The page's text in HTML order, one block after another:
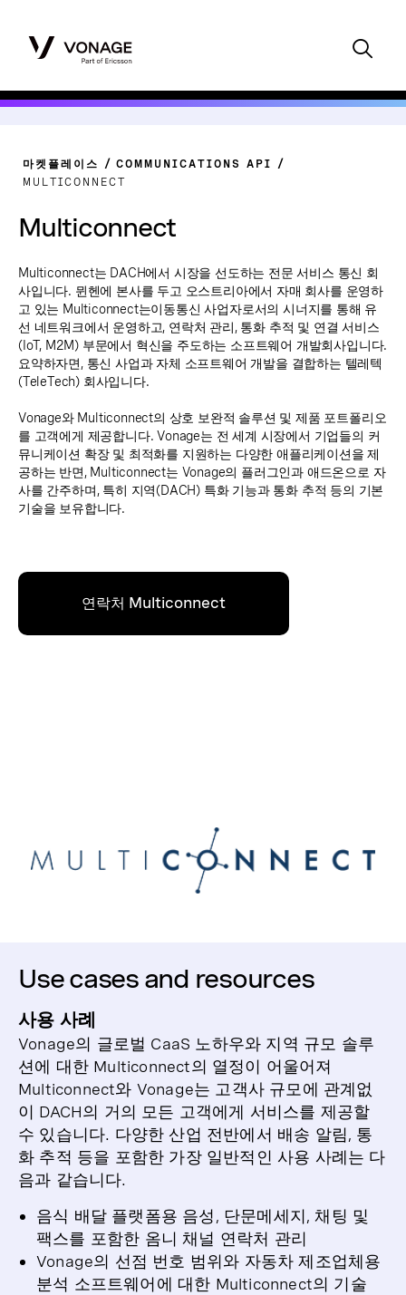
마켓플레이스
COMMUNICATIONS API
MULTICONNECT
Multiconnect
Multiconnect는 DACH에서 시장을 선도하는 전문 서비스 통신 회
사입니다. 뮌헨에 본사를 두고 오스트리아에서 자매 회사를 운영하
고 있는 Multiconnect는이동통신 사업자로서의 시너지를 통해 유
선 네트워크에서 운영하고, 연락처 관리, 통화 추적 및 연결 서비스
(IoT, M2M) 부문에서 혁신을 주도하는 소프트웨어 개발회사입니다.
요약하자면, 통신 사업과 자체 소프트웨어 개발을 결합하는 텔레텍
(TeleTech) 회사입니다.
Vonage와 Multiconnect의 상호 보완적 솔루션 및 제품 포트폴리오
를 고객에게 제공합니다. Vonage는 전 세계 시장에서 기업들의 커
뮤니케이션 확장 및 최적화를 지원하는 다양한 애플리케이션을 제
공하는 반면, Multiconnect는 Vonage의 플러그인과 애드온으로 자
사를 간주하며, 특히 지역(DACH) 특화 기능과 통화 추적 등의 기본
기술을 보유합니다.
연락처 Multiconnect
Use cases and resources
사용 사례
Vonage의 글로벌 CaaS 노하우와 지역 규모 솔루
션에 대한 Multiconnect의 열정이 어울어져
Multiconnect와 Vonage는 고객사 규모에 관계없
이 DACH의 거의 모든 고객에게 서비스를 제공할
수 있습니다. 다양한 산업 전반에서 배송 알림, 통
화 추적 등을 포함한 가장 일반적인 사용 사례는 다
음과 같습니다.
음식 배달 플랫폼용 음성, 단문메세지, 채팅 및
팩스를 포함한 옴니 채널 연락처 관리
Vonage의 선점 번호 범위와 자동차 제조업체용
분석 소프트웨어에 대한 Multiconnect의 기술